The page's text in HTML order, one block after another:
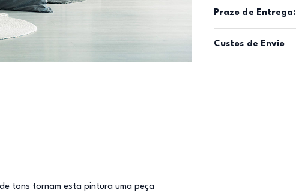
Prazo de Entrega:
Custos de Envio
tons tornam esta pintura uma peça